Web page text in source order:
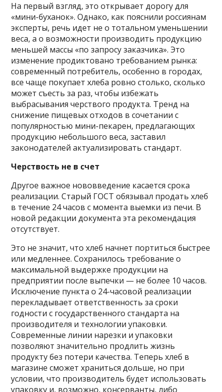
На первый взгляд, это открывает дорогу для
«мини-буханок». Однако, как пояснили россиянам
эксперты, речь идет не о тотальном уменьшении
веса, а о возможности производить продукцию
меньшей массы «по запросу заказчика». Это
изменение продиктовано требованием рынка:
современный потребитель, особенно в городах,
все чаще покупает хлеба ровно столько, сколько
может съесть за раз, чтобы избежать
выбрасывания черствого продукта. Тренд на
снижение пищевых отходов в сочетании с
популярностью мини-пекарен, предлагающих
продукцию небольшого веса, заставил
законодателей актуализировать стандарт.
Черствость не в счет
Другое важное нововведение касается срока
реализации. Старый ГОСТ обязывал продать хлеб
в течение 24 часов с момента выемки из печи. В
новой редакции документа эта рекомендация
отсутствует.
Это не значит, что хлеб начнет портиться быстрее
или медленнее. Сохранилось требование о
максимальной выдержке продукции на
предприятии после выпечки — не более 10 часов.
Исключение пункта о 24-часовой реализации
перекладывает ответственность за сроки
годности с государственного стандарта на
производителя и технологии упаковки.
Современные линии нарезки и упаковки
позволяют значительно продлить жизнь
продукту без потери качества. Теперь хлеб в
магазине сможет храниться дольше, но при
условии, что производитель будет использовать
упаковку и, возможно, консерванты, либо